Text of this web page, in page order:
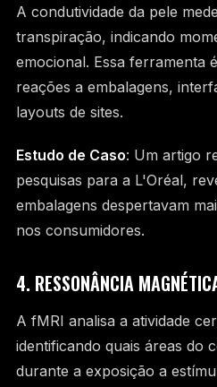
A condutividade da pele
transpiração, indicando
emocional. Essa ferramenta
reações a embalagens,
layouts de sites.
Estudo de Caso: Um artigo
pesquisas para a L'Oréal,
embalagens despertavam
nos consumidores.
4. RESSONÂNCIA
A fMRI analisa a atividade
identificando quais áreas do
durante a exposição a